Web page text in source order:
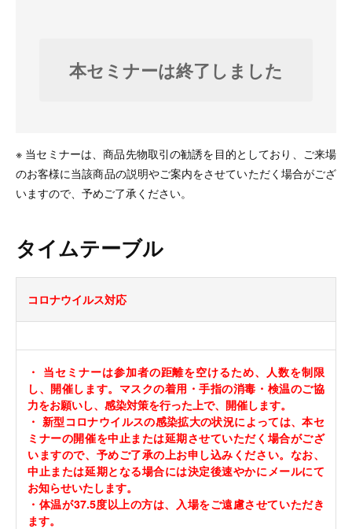
本セミナーは終了しました
※ 当セミナーは、商品先物取引の勧誘を目的としており、ご来場
のお客様に当該商品の説明やご案内をさせていただく場合がござ
いますので、予めご了承ください。
タイムテーブル
コロナウイルス対応
・ 当セミナーは参加者の距離を空けるため、人数を制限
し、開催します。マスクの着用・手指の消毒・検温のご協
力をお願いし、感染対策を行った上で、開催します。
・ 新型コロナウイルスの感染拡大の状況によっては、本セ
ミナーの開催を中止または延期させていただく場合がござ
いますので、予めご了承の上お申し込みください。なお、
中止または延期となる場合には決定後速やかにメールにて
お知らせいたします。
・体温が37.5度以上の方は、入場をご遠慮させていただき
ます。